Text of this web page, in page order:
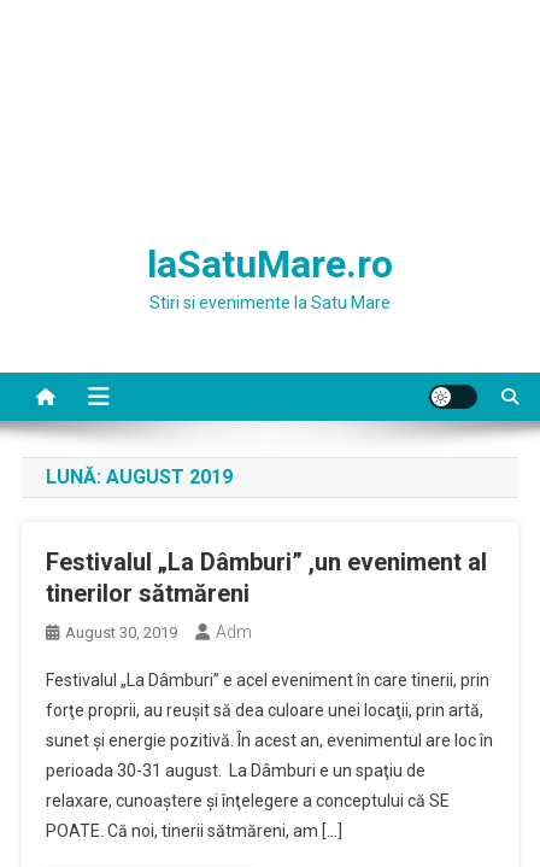
laSatuMare.ro
Stiri si evenimente la Satu Mare
LUNĂ: AUGUST 2019
Festivalul „La Dâmburi” ,un eveniment al
tinerilor sătmăreni
August 30, 2019 Adm
Festivalul „La Dâmburi” e acel eveniment în care tinerii, prin
forţe proprii, au reuşit să dea culoare unei locaţii, prin artă,
sunet şi energie pozitivă. În acest an, evenimentul are loc în
perioada 30-31 august. La Dâmburi e un spaţiu de
relaxare, cunoaştere şi înţelegere a conceptului că SE
POATE. Că noi, tinerii sătmăreni, am […]